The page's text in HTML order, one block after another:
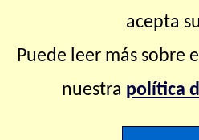
Copyright © 2.000-2.028
acepta
Puede leer más sobre
nuestra política